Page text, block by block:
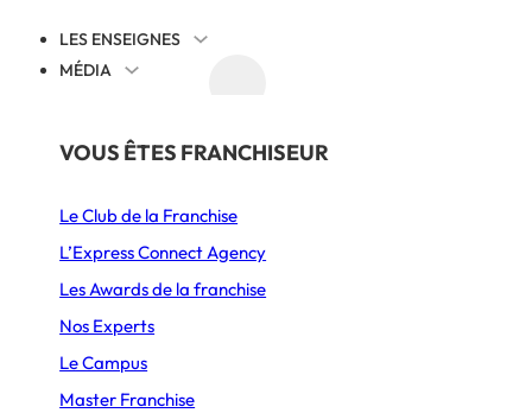
LES ENSEIGNES
PAR SECTEUR
Alimentation
Ameublement & Décoration
Automobile, Moto & Cycle
Beauté & Bien-être
MÉDIA
THÉMATIQUES
Juridique
Cession reprise
International
Comprendre la franchise
S’implanter
Animation et communication
VOUS ÊTES FRANCHISEUR
Le Club de la Franchise
L’Express Connect Agency
Les Awards de la franchise
Nos Experts
Le Campus
Master Franchise